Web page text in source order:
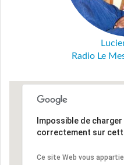
Radio Le
Impossible de
correctement sur
Ce site Web vous